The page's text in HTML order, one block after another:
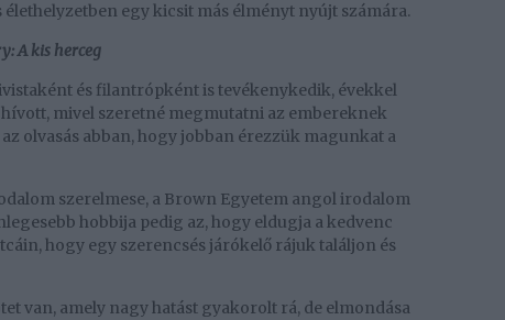
egy kicsit más élményt nyújt számára.
A kis herceg
és filantrópként is tevékenykedik, évekkel
mivel szeretné megmutatni az embereknek
olvasás abban, hogy jobban érezzük magunkat a
szerelmese, a Brown Egyetem angol irodalom
hobbija pedig az, hogy eldugja a kedvenc
hogy egy szerencsés járókelő rájuk találjon és
van, amely nagy hatást gyakorolt rá, de elmondása